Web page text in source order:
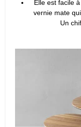
Elle est facile
vernie mate
Un